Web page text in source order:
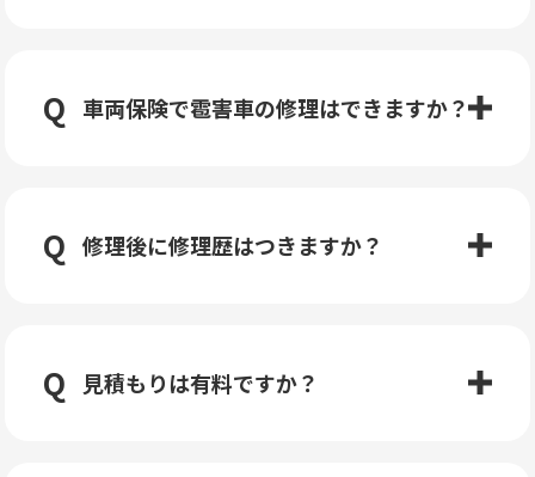
車両保険で雹害車の修理はできますか？
修理後に修理歴はつきますか？
見積もりは有料ですか？